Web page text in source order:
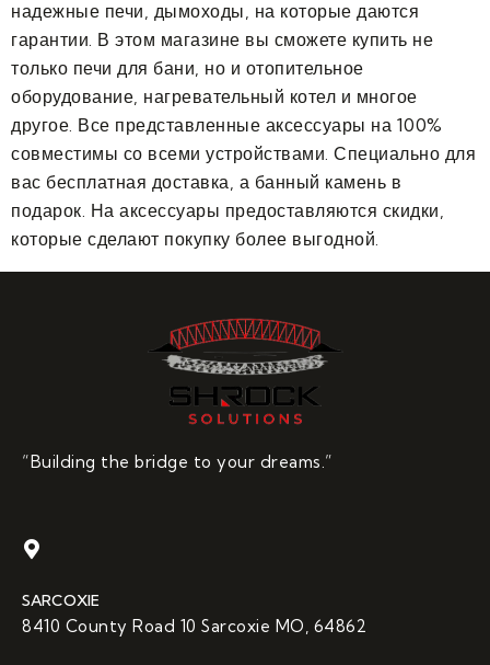
надежные печи, дымоходы, на которые даются
гарантии. В этом магазине вы сможете купить не
только печи для бани, но и отопительное
оборудование, нагревательный котел и многое
другое. Все представленные аксессуары на 100%
совместимы со всеми устройствами. Специально для
вас бесплатная доставка, а банный камень в
подарок. На аксессуары предоставляются скидки,
которые сделают покупку более выгодной.
“Building the bridge to your dreams.”
SARCOXIE
8410 County Road 10 Sarcoxie MO, 64862